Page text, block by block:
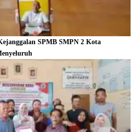
SPMB SMPN 2 Kota